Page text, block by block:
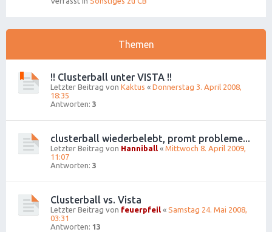
Themen
!! Clusterball unter VISTA !!
Letzter Beitrag von Kaktus « Donnerstag 3. April 2008,
18:35
Antworten: 3
clusterball wiederbelebt, promt probleme...
Letzter Beitrag von Hanniball « Mittwoch 8. April 2009,
11:07
Antworten: 3
Clusterball vs. Vista
Letzter Beitrag von feuerpfeil « Samstag 24. Mai 2008,
03:31
Antworten: 13